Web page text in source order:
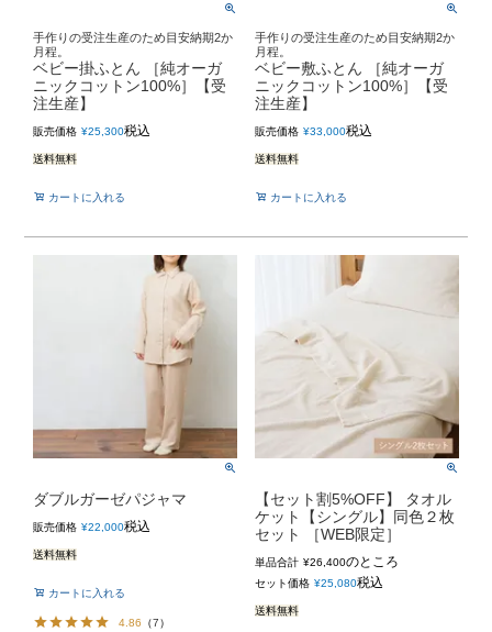
手作りの受注生産のため目安納期2か
月程。
ベビー掛ふとん ［純オーガ
ニックコットン100%］【受
注生産】
販売価格 ¥25,300税込
送料無料
カートに入れる
手作りの受注生産のため目安納期2か
月程。
ベビー敷ふとん ［純オーガ
ニックコットン100%］【受
注生産】
販売価格 ¥33,000税込
送料無料
カートに入れる
ダブルガーゼパジャマ
販売価格 ¥22,000税込
送料無料
カートに入れる
4.86 （7）
【セット割5%OFF】 タオル
ケット【シングル】同色２枚
セット ［WEB限定］
単品合計 ¥26,400のところ
セット価格 ¥25,080税込
送料無料